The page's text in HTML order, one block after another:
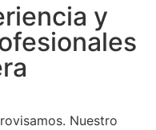
y
Nuestro